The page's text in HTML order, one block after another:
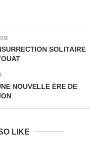
SOLITAIRE
NOUVELLE ÈRE DE
LIKE